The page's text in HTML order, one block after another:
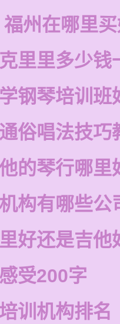
州在哪里
里里多少钱
钢琴培训班
俗唱法技巧
的琴行哪里
构有哪些公
好还是吉他
受200字
训机构排名